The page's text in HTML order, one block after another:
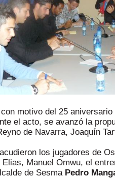
motivo del 25
el acto, se avanzó la
de Navarra, Joaquín
los jugadores de
Manuel Omwu, el
de Sesma Pedro